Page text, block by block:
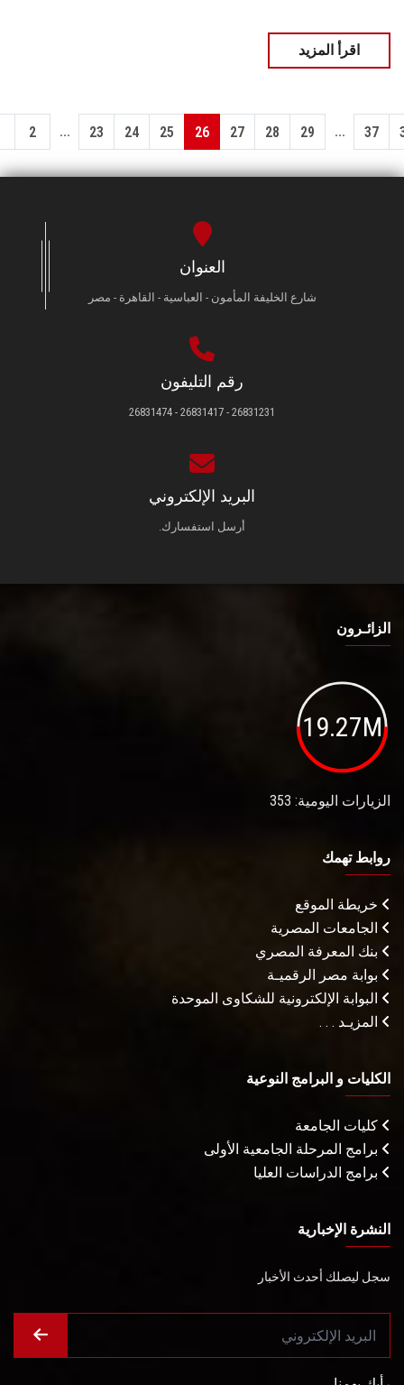
اقرأ المزيد
2 ... 23 24 25 26 27 28 29 ... 37
العنوان
شارع الخليفة المأمون - العباسية - القاهرة - مصر
رقم التليفون
26831231 - 26831417 - 26831474
البريد الإلكتروني
أرسل استفسارك.
الزائـرون
19.27M
الزيارات اليومية: 353
روابط تهمك
خريطة الموقع
الجامعات المصرية
بنك المعرفة المصري
بوابة مصر الرقميـة
البوابة الإلكترونية للشكاوى الموحدة
المزيـد . . .
الكليات و البرامج النوعية
كليات الجامعة
برامج المرحلة الجامعية الأولى
برامج الدراسات العليا
النشرة الإخبارية
سجل ليصلك أحدث الأخبار